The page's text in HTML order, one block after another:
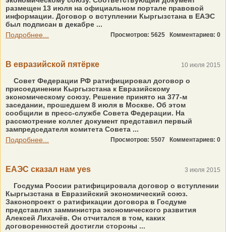
размещен 13 июля на официальном портале правовой
информации. Договор о вступлении Кыргызстана в ЕАЭС
был подписан в декабре ...
Подробнее...
Просмотров: 5625 Комментариев: 0
В евразийской пятёрке 10 июля 2015
Совет Федерации РФ ратифицировал договор о
присоединении Кыргызстана к Евразийскому
экономическому союзу. Решение принято на 377-м
заседании, прошедшем 8 июля в Москве. Об этом
сообщили в пресс-службе Совета Федерации. На
рассмотрение коллег документ представил первый
зампредседателя комитета Совета ...
Подробнее...
Просмотров: 5507 Комментариев: 0
ЕАЭС сказал нам yes 3 июля 2015
Госдума России ратифицировала договор о вступлении
Кыргызстана в Евразийский экономический союз.
Законопроект о ратификации договора в Госдуме
представлял замминистра экономического развития
Алексей Лихачёв. Он отчитался в том, каких
договоренностей достигли стороны ...